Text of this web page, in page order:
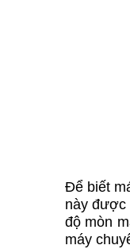
Để biết
này được
độ mòn
máy